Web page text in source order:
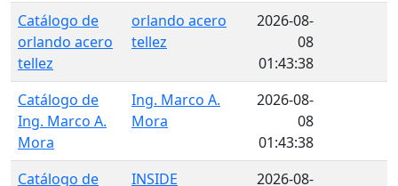
Catálogo de
orlando acero
tellez
orlando acero
tellez
2026-08-
08
01:43:38
Catálogo de
Ing. Marco A.
Mora
Ing. Marco A.
Mora
2026-08-
08
01:43:38
Catálogo de
INSIDE
2026-08-